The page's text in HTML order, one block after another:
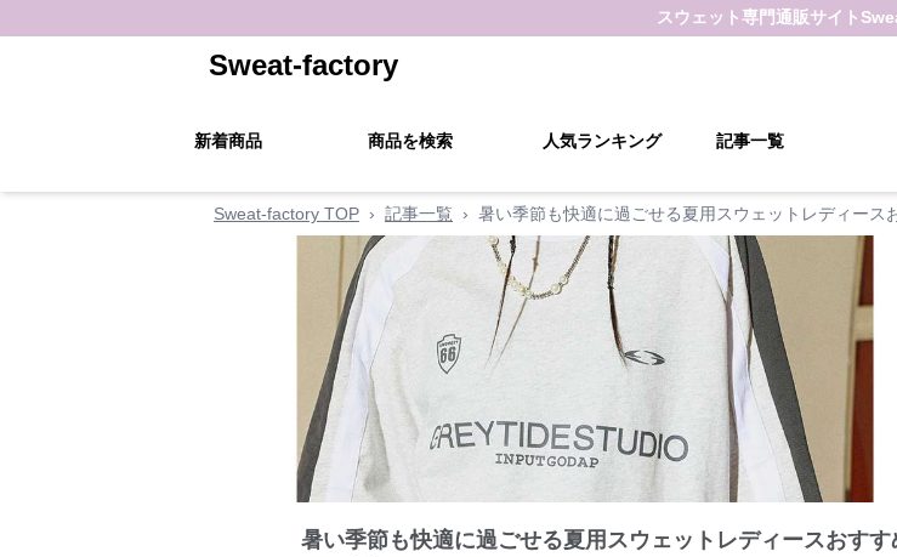
スウェット専門通販サイト
Sweat-factory
新着商品 商品を検索 人気ランキング 記事一覧
Sweat-factory TOP › 記事一覧 › 暑い季節も快適に過ごせる夏用スウェットレディー
暑い季節も快適に過ごせる夏用スウェットレディースおす